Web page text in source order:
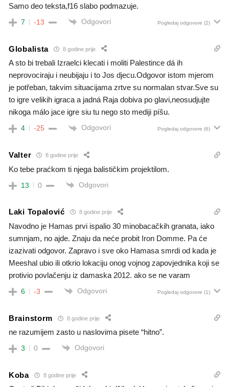
Samo deo teksta,f16 slabo podmazuje.
7 -13 Odgovori Pogledaj odgovore (2)
Globalista 8 godine prije
A sto bi trebali Izraelci klecati i moliti Palestince dá ih
neprovociraju i neubijaju i to Jos djecu.Odgovor istom mjerom
je potřeban, takvim situacijama zrtve su normalan stvar.Sve su
to igre velikih igraca a jadná Raja dobiva po glavi,neosudjujte
nikoga málo jace igre siu tu nego sto mediji píšu.
4 -25 Odgovori Pogledaj odgovore (6)
Valter 8 godine prije
Ko tebe praćkom ti njega balističkim projektilom.
13 0 Odgovori
Laki Topalović 8 godine prije
Navodno je Hamas prvi ispalio 30 minobacačkih granata, iako
sumnjam, no ajde. Znaju da neće probit Iron Domme. Pa će
izazivati odgovor. Zapravo i sve oko Hamasa smrdi od kada je
Meeshal ubio ili otkrio lokaciju onog vojnog zapovjednika koji se
protivio povlačenju iz damaska 2012. ako se ne varam
6 -3 Odgovori Pogledaj odgovore (1)
Brainstorm 8 godine prije
ne razumijem zasto u naslovima pisete “hitno”.
3 0 Odgovori
Koba 8 godine prije